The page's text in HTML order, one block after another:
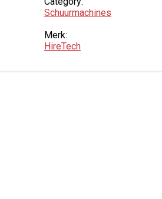
Schuur­machines
Merk:
HireTech